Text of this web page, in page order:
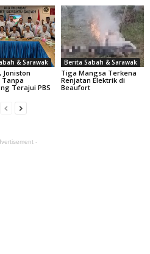
& Sarawak
Joniston
Terajui PBS
Berita Sabah & Sarawak
Tiga Mangsa Terkena
Renjatan Elektrik di
Beaufort
-